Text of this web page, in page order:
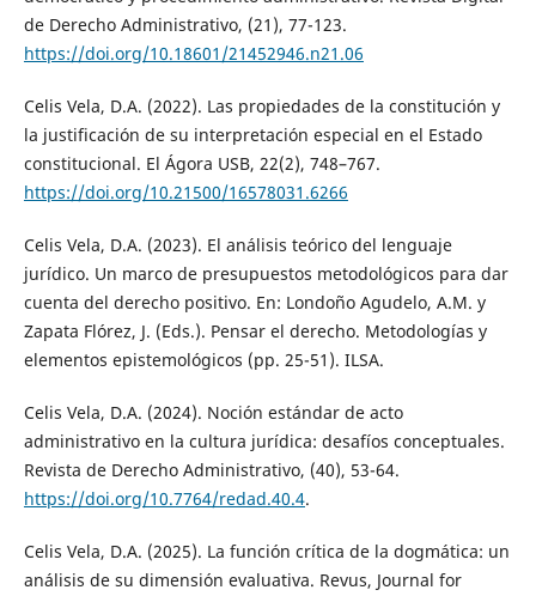
de Derecho Administrativo, (21), 77-123.
https://doi.org/10.18601/21452946.n21.06
Celis Vela, D.A. (2022). Las propiedades de la constitución y
la justificación de su interpretación especial en el Estado
constitucional. El Ágora USB, 22(2), 748–767.
https://doi.org/10.21500/16578031.6266
Celis Vela, D.A. (2023). El análisis teórico del lenguaje
jurídico. Un marco de presupuestos metodológicos para dar
cuenta del derecho positivo. En: Londoño Agudelo, A.M. y
Zapata Flórez, J. (Eds.). Pensar el derecho. Metodologías y
elementos epistemológicos (pp. 25-51). ILSA.
Celis Vela, D.A. (2024). Noción estándar de acto
administrativo en la cultura jurídica: desafíos conceptuales.
Revista de Derecho Administrativo, (40), 53-64.
https://doi.org/10.7764/redad.40.4.
Celis Vela, D.A. (2025). La función crítica de la dogmática: un
análisis de su dimensión evaluativa. Revus, Journal for